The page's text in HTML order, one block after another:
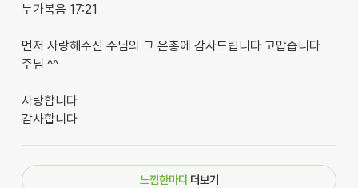
누가복음 17:21
먼저 사랑해주신 주님의 그 은총에 감사드립니다 고맙습니다
주님 ^^
사랑합니다
감사합니다
느낌한마디 더보기